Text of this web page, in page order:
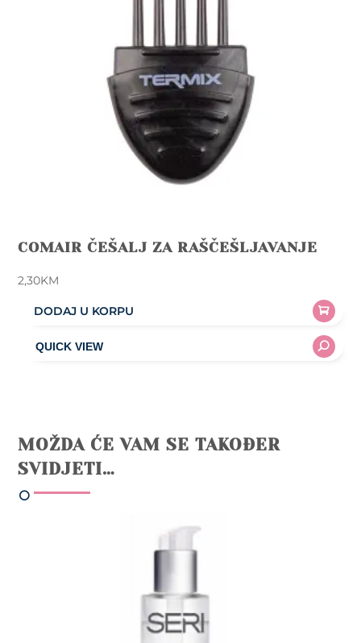
COMAIR ČEŠALJ ZA RAŠČEŠLJAVANJE
2,30KM
DODAJ U KORPU
MOŽDA ĆE VAM SE TAKOĐER
SVIDJETI…